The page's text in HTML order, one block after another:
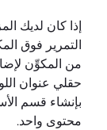
إذا كان لديك
التمرير فوق
من المكوِّن
حقلي عنوان
بإنشاء قسم
محتوى واحد.